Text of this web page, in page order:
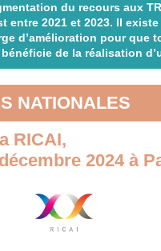
du recours aux
entre 2021 et 2023. Il
d’amélioration pour que
de la réalisation
NATIONALES
RICAI,
2024 à